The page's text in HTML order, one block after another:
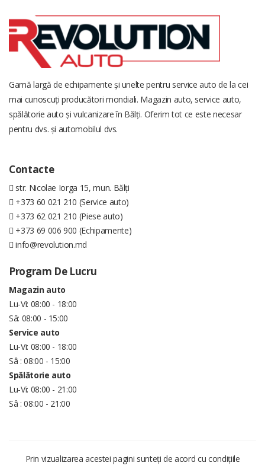
Gamă largă de echipamente și unelte pentru service auto de la cei
mai cunoscuți producători mondiali. Magazin auto, service auto,
spălătorie auto și vulcanizare în Bălți. Oferim tot ce este necesar
pentru dvs. și automobilul dvs.
Contacte
str. Nicolae Iorga 15, mun. Bălți
+373 60 021 210 (Service auto)
+373 62 021 210 (Piese auto)
+373 69 006 900 (Echipamente)
info@revolution.md
Program De Lucru
Magazin auto
Lu-Vi: 08:00 - 18:00
Sâ: 08:00 - 15:00
Service auto
Lu-Vi: 08:00 - 18:00
Sâ : 08:00 - 15:00
Spălătorie auto
Lu-Vi: 08:00 - 21:00
Sâ : 08:00 - 21:00
Prin vizualizarea acestei pagini sunteți de acord cu condițiile